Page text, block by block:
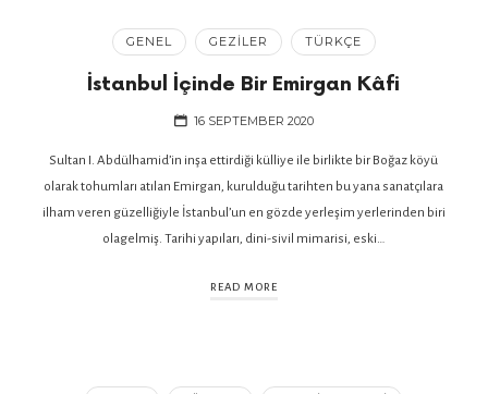
GENEL GEZILER TÜRKÇE
İstanbul İçinde Bir Emirgan Kâfi
16 SEPTEMBER 2020
Sultan I. Abdülhamid’in inşa ettirdiği külliye ile birlikte bir Boğaz köyü
olarak tohumları atılan Emirgan, kurulduğu tarihten bu yana sanatçılara
ilham veren güzelliğiyle İstanbul’un en gözde yerleşim yerlerinden biri
olagelmiş. Tarihi yapıları, dini-sivil mimarisi, eski…
READ MORE